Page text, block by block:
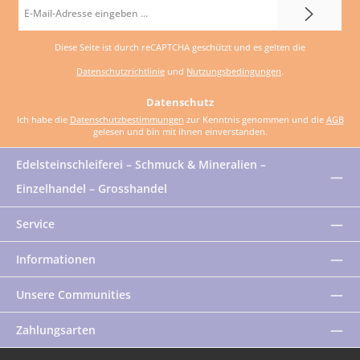
E-
Mail-
Diese Seite ist durch reCAPTCHA geschützt und es gelten die
Datenschutzrichtlinie und Nutzungsbedingungen.
Datenschutz
Ich habe die Datenschutzbestimmungen zur Kenntnis genommen und die AGB
gelesen und bin mit ihnen einverstanden.
Edelsteinschleiferei – Schmuck & Mineralien –
Einzelhandel – Grosshandel
Service
Informationen
Unsere Communities
Zahlungsarten